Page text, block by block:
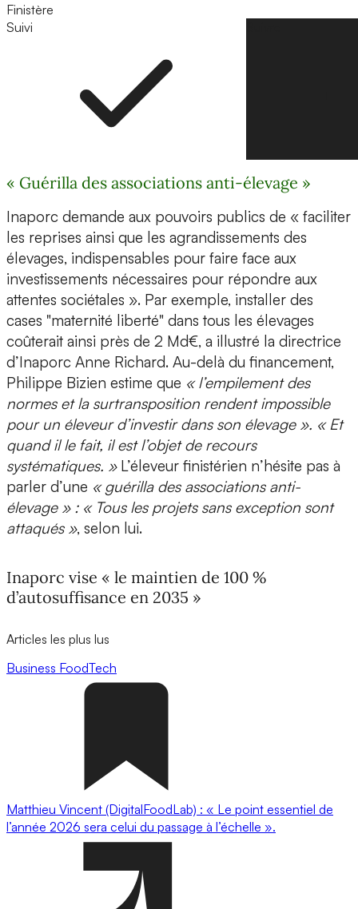
Finistère
Suivi
« Guérilla des associations anti-élevage »
Inaporc demande aux pouvoirs publics de « faciliter
les reprises ainsi que les agrandissements des
élevages, indispensables pour faire face aux
investissements nécessaires pour répondre aux
attentes sociétales ». Par exemple, installer des
cases "maternité liberté" dans tous les élevages
coûterait ainsi près de 2 Md€, a illustré la directrice
d’Inaporc Anne Richard. Au-delà du financement,
Philippe Bizien estime que « l’empilement des
normes et la surtransposition rendent impossible
pour un éleveur d’investir dans son élevage ». « Et
quand il le fait, il est l’objet de recours
systématiques. »L’éleveur finistérien n’hésite pas à
parler d’une « guérilla des associations anti-
élevage » : « Tous les projets sans exception sont
attaqués », selon lui.
Inaporc vise « le maintien de 100 %
d’autosuffisance en 2035 »
Articles les plus lus
Business FoodTech
Matthieu Vincent (DigitalFoodLab) : « Le point essentiel de
l’année 2026 sera celui du passage à l’échelle ».